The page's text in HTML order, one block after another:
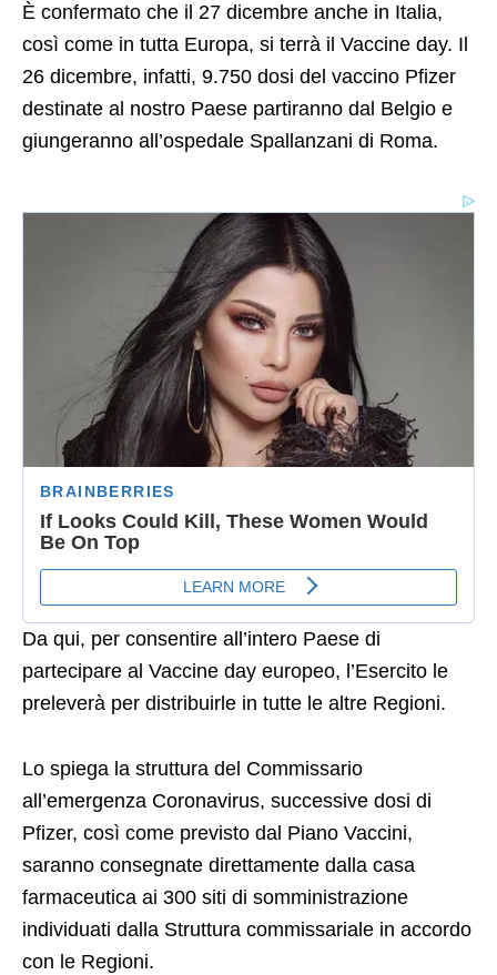
È confermato che il 27 dicembre anche in Italia,
così come in tutta Europa, si terrà il Vaccine day. Il
26 dicembre, infatti, 9.750 dosi del vaccino Pfizer
destinate al nostro Paese partiranno dal Belgio e
giungeranno all’ospedale Spallanzani di Roma.
Da qui, per consentire all’intero Paese di
partecipare al Vaccine day europeo, l’Esercito le
preleverà per distribuirle in tutte le altre Regioni.
Lo spiega la struttura del Commissario
all’emergenza Coronavirus, successive dosi di
Pfizer, così come previsto dal Piano Vaccini,
saranno consegnate direttamente dalla casa
farmaceutica ai 300 siti di somministrazione
individuati dalla Struttura commissariale in accordo
con le Regioni.